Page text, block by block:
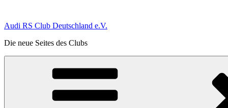
springen
Audi RS Club Deutschland e.V.
Die neue Seites des Clubs